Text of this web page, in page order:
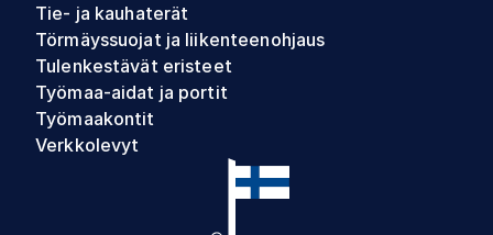
Tie- ja kauhaterät
Törmäyssuojat ja liikenteenohjaus
Tulenkestävät eristeet
Työmaa-aidat ja portit
Työmaakontit
Verkkolevyt